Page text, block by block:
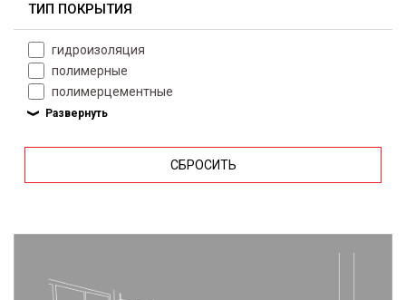
ТИП ПОКРЫТИЯ
гидроизоляция
полимерные
полимерцементные
СБРОСИТЬ